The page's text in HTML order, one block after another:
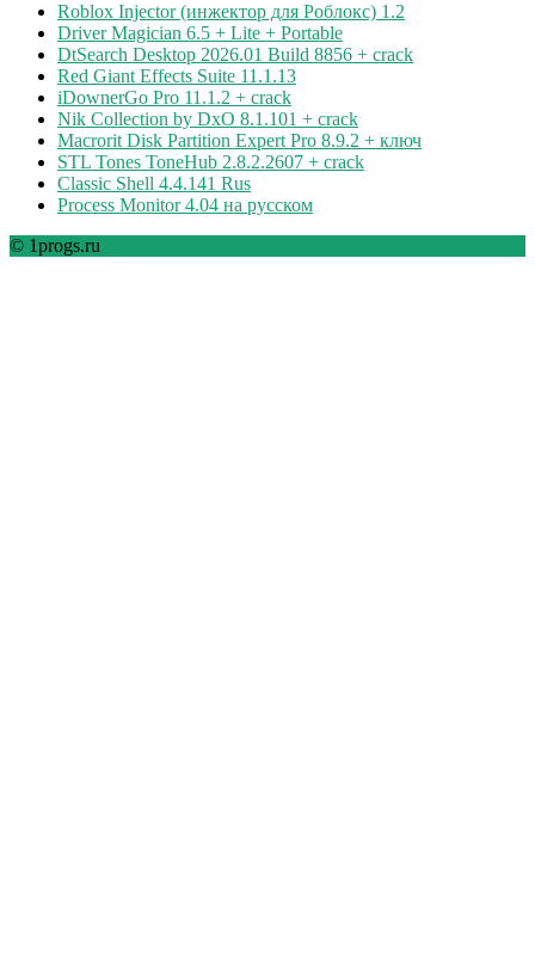
Roblox Injector (инжектор для Роблокс) 1.2
Driver Magician 6.5 + Lite + Portable
DtSearch Desktop 2026.01 Build 8856 + crack
Red Giant Effects Suite 11.1.13
iDownerGo Pro 11.1.2 + crack
Nik Collection by DxO 8.1.101 + crack
Macrorit Disk Partition Expert Pro 8.9.2 + ключ
STL Tones ToneHub 2.8.2.2607 + crack
Classic Shell 4.4.141 Rus
Process Monitor 4.04 на русском
© 1progs.ru